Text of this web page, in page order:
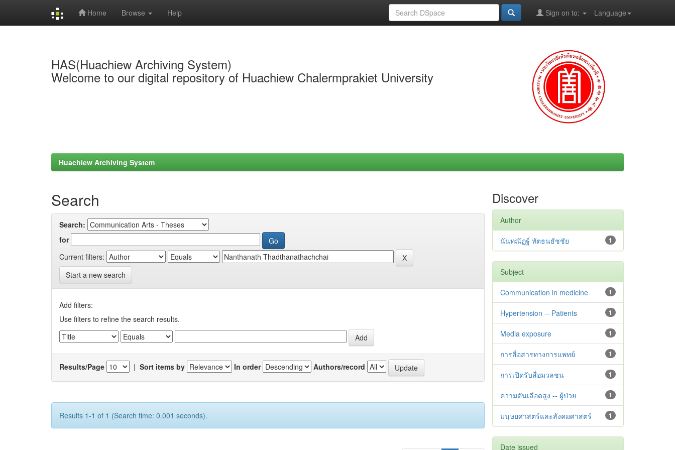
Home Browse Help Language
Sign on to:
HAS(Huachiew Archiving System)
Welcome to our digital repository of Huachiew Chalermprakiet University
Huachiew Archiving System
Search
Search:
for
Current filters:
Start a new search
Add filters:
Use filters to refine the search results.
Results/Page | Sort items by In order Authors/record
Results 1-1 of 1 (Search time: 0.001 seconds).
Discover
Author
1
นันทณัฏฐ์ ทัตธนธัชชัย
Subject
1
Communication in medicine
1
Hypertension -- Patients
1
Media exposure
1
การสื่อสารทางการแพทย์
1
การเปิดรับสื่อมวลชน
1
ความดันเลือดสูง -- ผู้ป่วย
1
มนุษยศาสตร์และสังคมศาสตร์
Date issued